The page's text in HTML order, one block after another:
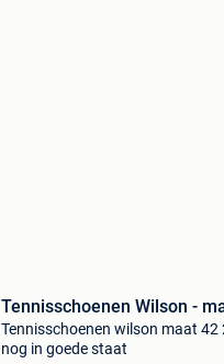
Tennisschoenen Wilson -
Tennisschoenen wilson maat
nog in goede staat